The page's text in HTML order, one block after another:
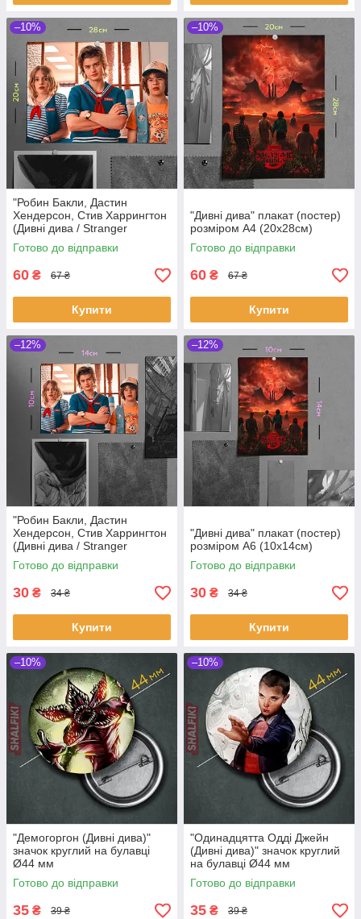
–10%
"Робин Бакли, Дастин
Хендерсон, Стив Харрингтон
(Дивні дива / Stranger
Things)" плакат (постер)
розміром А4 (28х20см)
Готово до відправки
60 ₴ 67 ₴
Купити
–10%
"Дивні дива" плакат (постер)
розміром А4 (20х28см)
Готово до відправки
60 ₴ 67 ₴
Купити
–12%
"Робин Бакли, Дастин
Хендерсон, Стив Харрингтон
(Дивні дива / Stranger
Things)" плакат (постер)
розміром А6 (14х10см)
Готово до відправки
30 ₴ 34 ₴
Купити
–12%
"Дивні дива" плакат (постер)
розміром А6 (10х14см)
Готово до відправки
30 ₴ 34 ₴
Купити
–10%
"Демогоргон (Дивні дива)"
значок круглий на булавці
Ø44 мм
Готово до відправки
35 ₴ 39 ₴
–10%
"Одинадцятта Одді Джейн
(Дивні дива)" значок круглий
на булавці Ø44 мм
Готово до відправки
35 ₴ 39 ₴